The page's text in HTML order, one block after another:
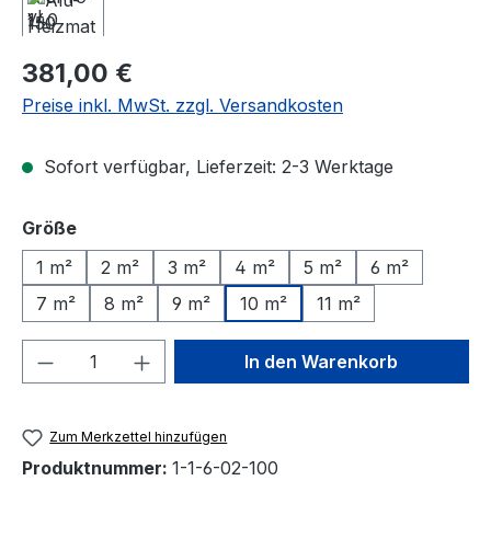
Regulärer Preis:
381,00 €
Preise inkl. MwSt. zzgl. Versandkosten
Sofort verfügbar, Lieferzeit: 2-3 Werktage
Größeauswählen
1 m²
2 m² 3 m² 4 m² 5 m²
6 m²
7 m²
8 m² 9 m² 10 m² 11 m²
Produkt Anzahl: Gib denIn den Warenkorb
Zum Merkzettel hinzufügen
Produktnummer: 1-1-6-02-100